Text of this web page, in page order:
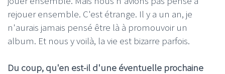
rejouer ensemble. C'est étrange. Il y a un an, je
n'aurais jamais pensé être là à promouvoir un
album. Et nous y voilà, la vie est bizarre parfois.
Du coup, qu'en est-il d'une éventuelle prochaine